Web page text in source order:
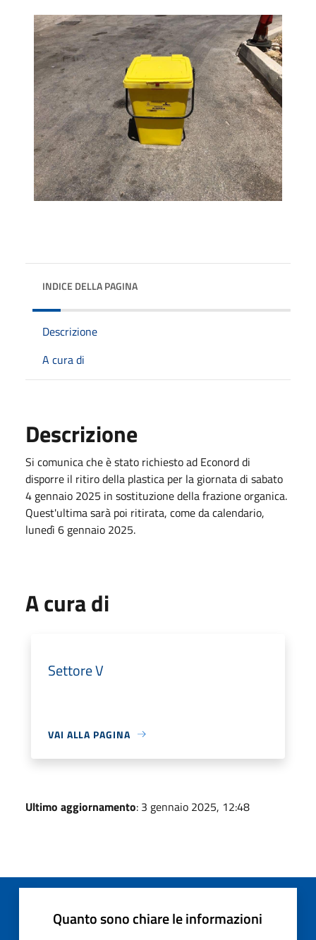
INDICE DELLA PAGINA
Descrizione
A cura di
Descrizione
Si comunica che è stato richiesto ad Econord di
disporre il ritiro della plastica per la giornata di sabato
4 gennaio 2025 in sostituzione della frazione organica.
Quest'ultima sarà poi ritirata, come da calendario,
lunedì 6 gennaio 2025.
A cura di
Settore V
VAI ALLA PAGINA
Ultimo aggiornamento: 3 gennaio 2025, 12:48
Quanto sono chiare le informazioni